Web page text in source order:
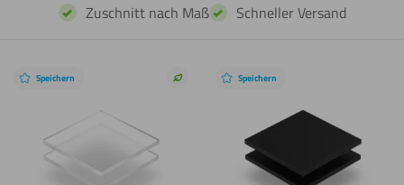
Zuschnitt nach Maß Schneller Versand
Speichern
NachhaltigeSpeichern